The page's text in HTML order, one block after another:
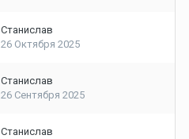
Станислав
26 Октября 2025
Станислав
26 Сентября 2025
Станислав